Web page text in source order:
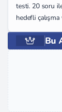
testi. 20 soru
hedefli çalışma
Bu